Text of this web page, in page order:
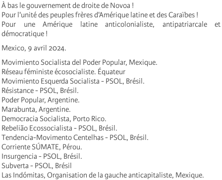
À bas le gouvernement de droite de Novoa !
Pour l'unité des peuples frères d'Amérique latine et des Caraïbes !
Pour une Amérique latine anticolonialiste, antipatriarcale et
démocratique !
Mexico, 9 avril 2024.
Movimiento Socialista del Poder Popular, Mexique.
Réseau féministe écosocialiste. Équateur
Movimiento Esquerda Socialista - PSOL, Brésil.
Résistance - PSOL, Brésil.
Poder Popular, Argentine.
Marabunta, Argentine.
Democracia Socialista, Porto Rico.
Rebelião Ecossocialista - PSOL, Brésil.
Tendencia-Movimento Centelhas - PSOL, Brésil.
Corriente SÚMATE, Pérou.
Insurgencia - PSOL, Brésil.
Subverta - PSOL, Brésil
Las Indómitas, Organisation de la gauche anticapitaliste, Mexique.